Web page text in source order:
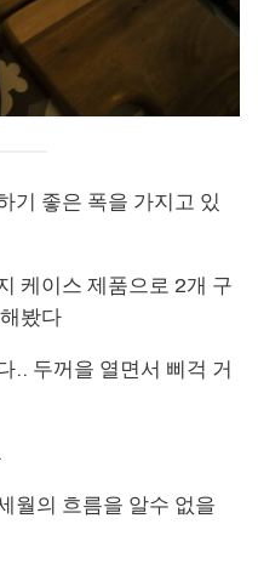
기 좋은 폭을 가지고 있
케이스 제품으로 2개 구
봤다
.. 두꺼을 열면서 삐걱 거
월의 흐름을 알수 없을